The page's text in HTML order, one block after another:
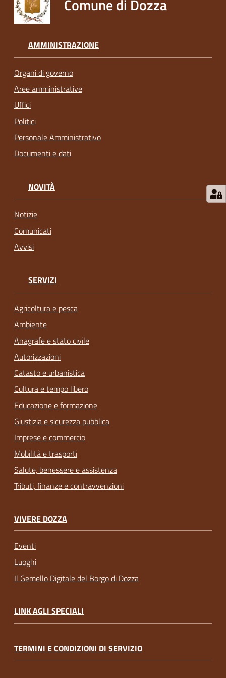
Comune di Dozza
AMMINISTRAZIONE
Organi di governo
Aree amministrative
Uffici
Politici
Personale Amministrativo
Documenti e dati
NOVITÀ
Notizie
Comunicati
Avvisi
SERVIZI
Agricoltura e pesca
Ambiente
Anagrafe e stato civile
Autorizzazioni
Catasto e urbanistica
Cultura e tempo libero
Educazione e formazione
Giustizia e sicurezza pubblica
Imprese e commercio
Mobilità e trasporti
Salute, benessere e assistenza
Tributi, finanze e contravvenzioni
VIVERE DOZZA
Eventi
Luoghi
Il Gemello Digitale del Borgo di Dozza
LINK AGLI SPECIALI
TERMINI E CONDIZIONI DI SERVIZIO